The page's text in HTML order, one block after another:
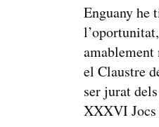
Enguany he
amablement
el Claustre
ser jurat
XXXVI